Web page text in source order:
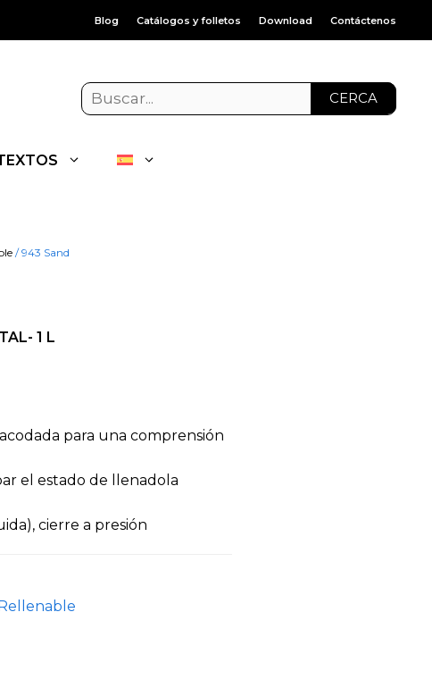
Blog Catálogos y folletos Download Contáctenos
CERCA
/ 943 Sand
1 L
para una comprensión
el estado de llenadola
cierre a presión